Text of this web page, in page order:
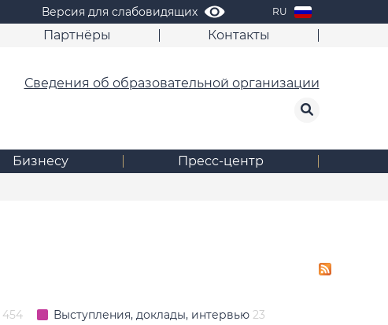
Версия для слабовидящих RU
Партнёры Контакты
Сведения об образовательной организации
Бизнесу Пресс-центр
454 Выступления, доклады, интервью 23